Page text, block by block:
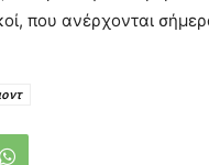
που ανέρχονται